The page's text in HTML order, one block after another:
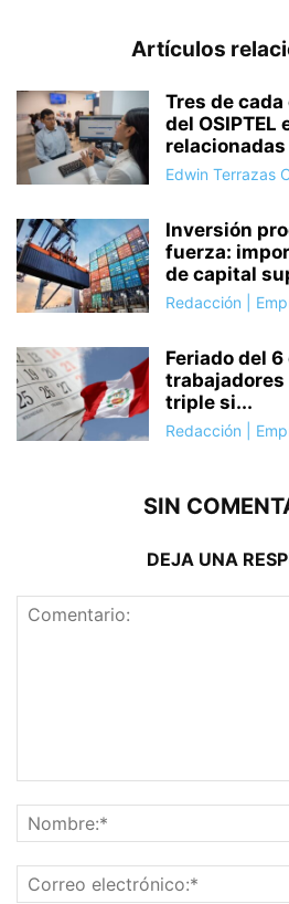
Artículos
Tres de
del OSIPTEL
relacionadas
Edwin Terrazas
Inversión
fuerza:
de capital
Redacción |
Feriado del
triple si...
Redacción |
SIN
DEJA UNA